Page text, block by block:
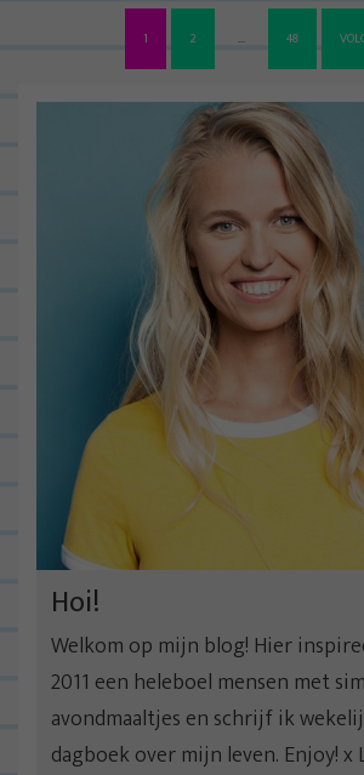
B
e
r
i
c
h
t
n
a
v
g
e
1 2 … 48
Hoi!
Welkom op mijn blog! Hier
2011 een heleboel mensen met
avondmaaltjes en schrijf ik
dagboek over mijn leven. Enjoy! x